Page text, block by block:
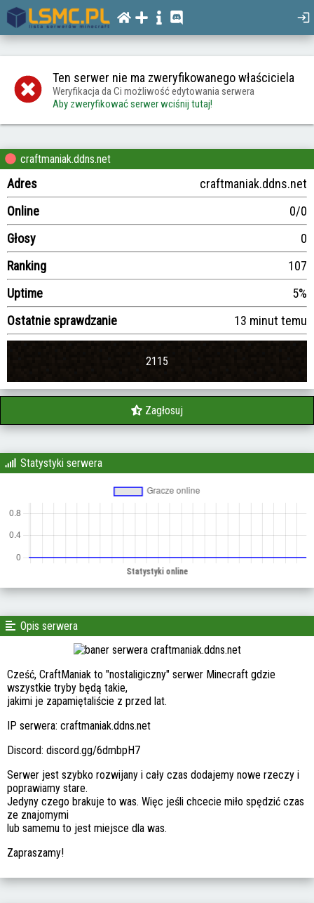
Ten serwer nie ma zweryfikowanego właściciela
Weryfikacja da Ci możliwość edytowania serwera
Aby zweryfikować serwer wciśnij tutaj!
craftmaniak.ddns.net
Adres
craftmaniak.ddns.net
Online
0/0
Głosy
0
Ranking
107
Uptime
5%
Ostatnie sprawdzanie
13 minut temu
2115
Zagłosuj
Statystyki serwera
Opis serwera
Cześć, CraftManiak to "nostaligiczny" serwer Minecraft gdzie
wszystkie tryby będą takie,
jakimi je zapamiętaliście z przed lat.
IP serwera: craftmaniak.ddns.net
Discord: discord.gg/6dmbpH7
Serwer jest szybko rozwijany i cały czas dodajemy nowe rzeczy i
poprawiamy stare.
Jedyny czego brakuje to was. Więc jeśli chcecie miło spędzić czas
ze znajomymi
lub samemu to jest miejsce dla was.
Zapraszamy!